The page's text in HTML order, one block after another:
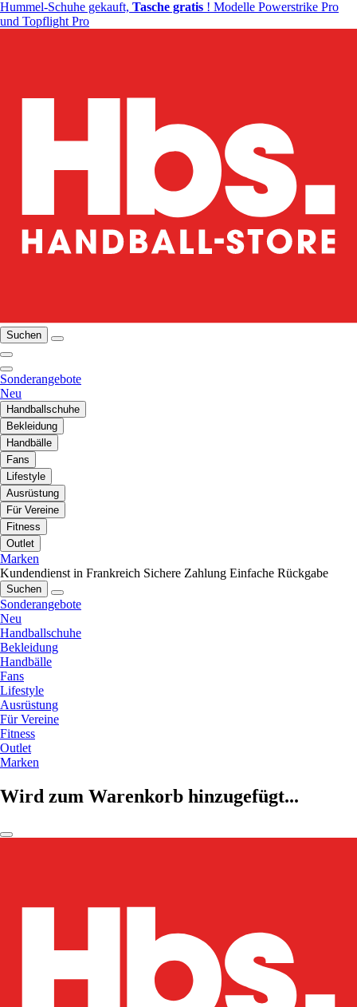
Hummel-Schuhe gekauft, Tasche gratis ! Modelle Powerstrike Pro
und Topflight Pro
Suchen
Sonderangebote
Neu
Handballschuhe
Bekleidung
Handbälle
Fans
Lifestyle
Ausrüstung
Für Vereine
Fitness
Outlet
Marken
Kundendienst in Frankreich Sichere Zahlung Einfache Rückgabe
Suchen
Sonderangebote
Neu
Handballschuhe
Bekleidung
Handbälle
Fans
Lifestyle
Ausrüstung
Für Vereine
Fitness
Outlet
Marken
Wird zum Warenkorb hinzugefügt...